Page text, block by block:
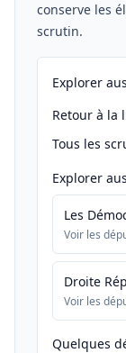
conserve les
scrutin.
Explorer
Retour à la
Tous les
Explorer
Les
Voir les
Droite
Voir les
Quelques